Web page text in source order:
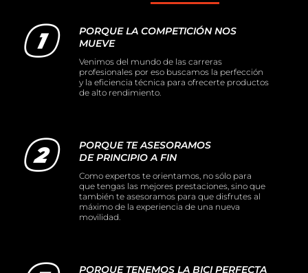
PORQUE LA COMPETICIÓN NOS
MUEVE
Venimos del mundo de las carreras
profesionales por eso buscamos la perfección
y la eficiencia técnica para ofrecerte productos
de alto rendimiento.
PORQUE TE ASESORAMOS
DE PRINCIPIO A FIN
Como expertos te orientamos, no sólo para
que tengas las mejores prestaciones, sino que
también te asesoramos para que disfrutes al
máximo de la experiencia de una nueva
movilidad.
PORQUE TENEMOS LA BICI PERFECTA